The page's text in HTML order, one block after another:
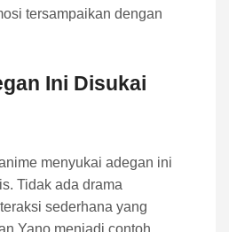
tersampaikan dengan
Ini Disukai
menyukai adegan ini
Tidak ada drama
sederhana yang
Yano menjadi contoh